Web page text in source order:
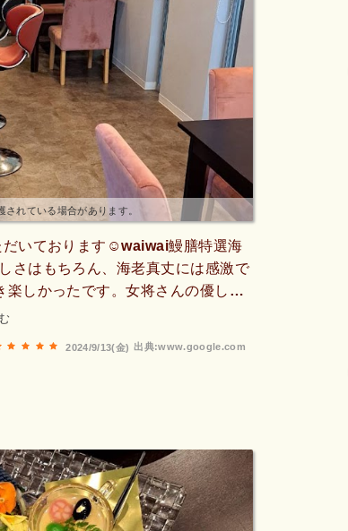
されている場合があります。
だいております☺️waiwai鰻膳特選海
さはもちろん、海老真丈には感激で
しかったです。女将さんの優しい
食材・お料理へ込めたこだわりや想
出典:www.google.com
2024/9/13(金)